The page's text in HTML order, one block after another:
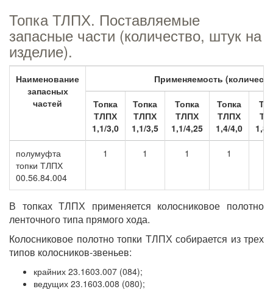
Топка ТЛПХ. Поставляемые
запасные части (количество, штук на
изделие).
Наименование
запасных
частей
Применяемость
Топка
ТЛПХ
1,1/3,0
Топка
ТЛПХ
1,1/3,5
Топка
ТЛПХ
1,1/4,25
Топка
ТЛПХ
1,4/4,0
полумуфта
топки ТЛПХ
00.56.84.004
1 1 1 1
В топках ТЛПХ применяется колосниковое полотно
ленточного типа прямого хода.
Колосниковое полотно топки ТЛПХ собирается из трех
типов колосников-звеньев:
крайних 23.1603.007 (084);
ведущих 23.1603.008 (080);